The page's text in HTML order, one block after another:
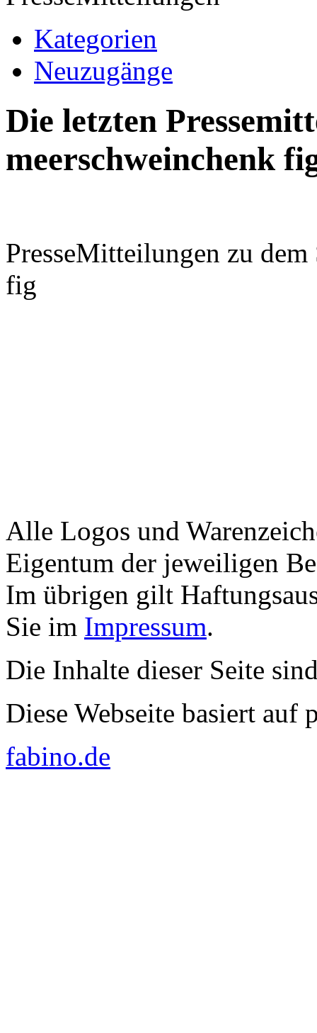
Kategorien
Neuzugänge
Die letzten
meerschweinchenk
PresseMitteilungen zu
fig
Alle Logos und
Eigentum der jeweiligen
Im übrigen gilt
Sie im Impressum.
Die Inhalte dieser Seite
Diese Webseite basiert auf
fabino.de